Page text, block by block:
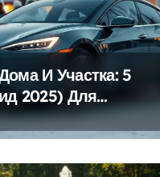
И Участка: 5
2025) Для
Работы!